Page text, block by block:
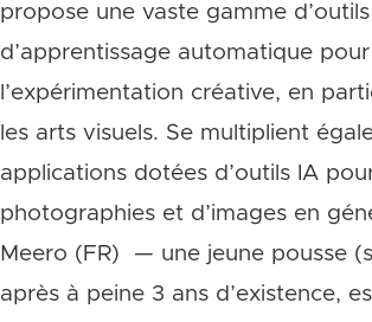
propose une vaste gamme d’outils
d’apprentissage automatique pour
l’expérimentation créative, en
les arts visuels. Se multiplient
applications dotées d’outils IA
photographies et d’images en
Meero (FR) — une jeune pousse
après à peine 3 ans d’existence,